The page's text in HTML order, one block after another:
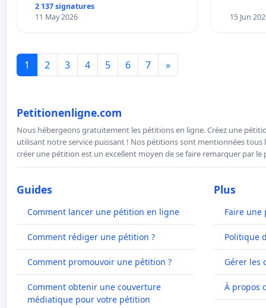
2 137 signatures
11 May 2026
15 Jun
1 2 3 4 5 6 7 »
Petitionenligne.com
Nous hébergeons gratuitement les pétitions en ligne. Créez une
utilisant notre service puissant ! Nos pétitions sont mentionnées tous
créer une pétition est un excellent moyen de se faire remarquer par le
Guides
Comment lancer une pétition en ligne
Comment rédiger une pétition ?
Comment promouvoir une pétition ?
Comment obtenir une couverture
médiatique pour votre pétition
Plus
Faire
Politique
Gérer les
À propos